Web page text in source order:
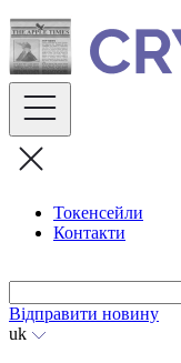
Skip
to
content
Токенсейли
Контакти
Відправити новину
uk